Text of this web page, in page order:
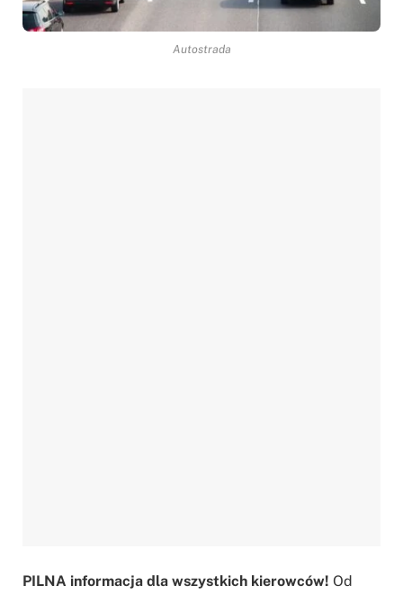
Autostrada
PILNA informacja dla wszystkich kierowców! Od